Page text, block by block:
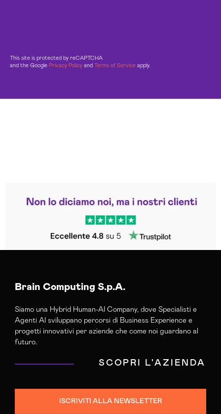
This site is protected by reCAPTCHA
and the Google Privacy Policy and Terms of Service apply.
Trustpilot
Brain Computing S.p.A.
Siamo una Hybrid Human-AI Company, dove Specialisti e
Agenti AI sviluppano percorsi di Business Experience e
progetti innovativi per aziende che come noi guardano al
futuro.
SCOPRI L'AZIENDA
ISCRIVITI ALLA NEWSLETTER